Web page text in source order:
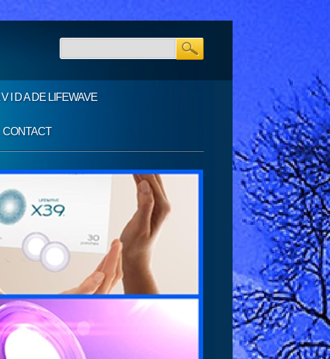
V I D A DE LIFEWAVE
CONTACT